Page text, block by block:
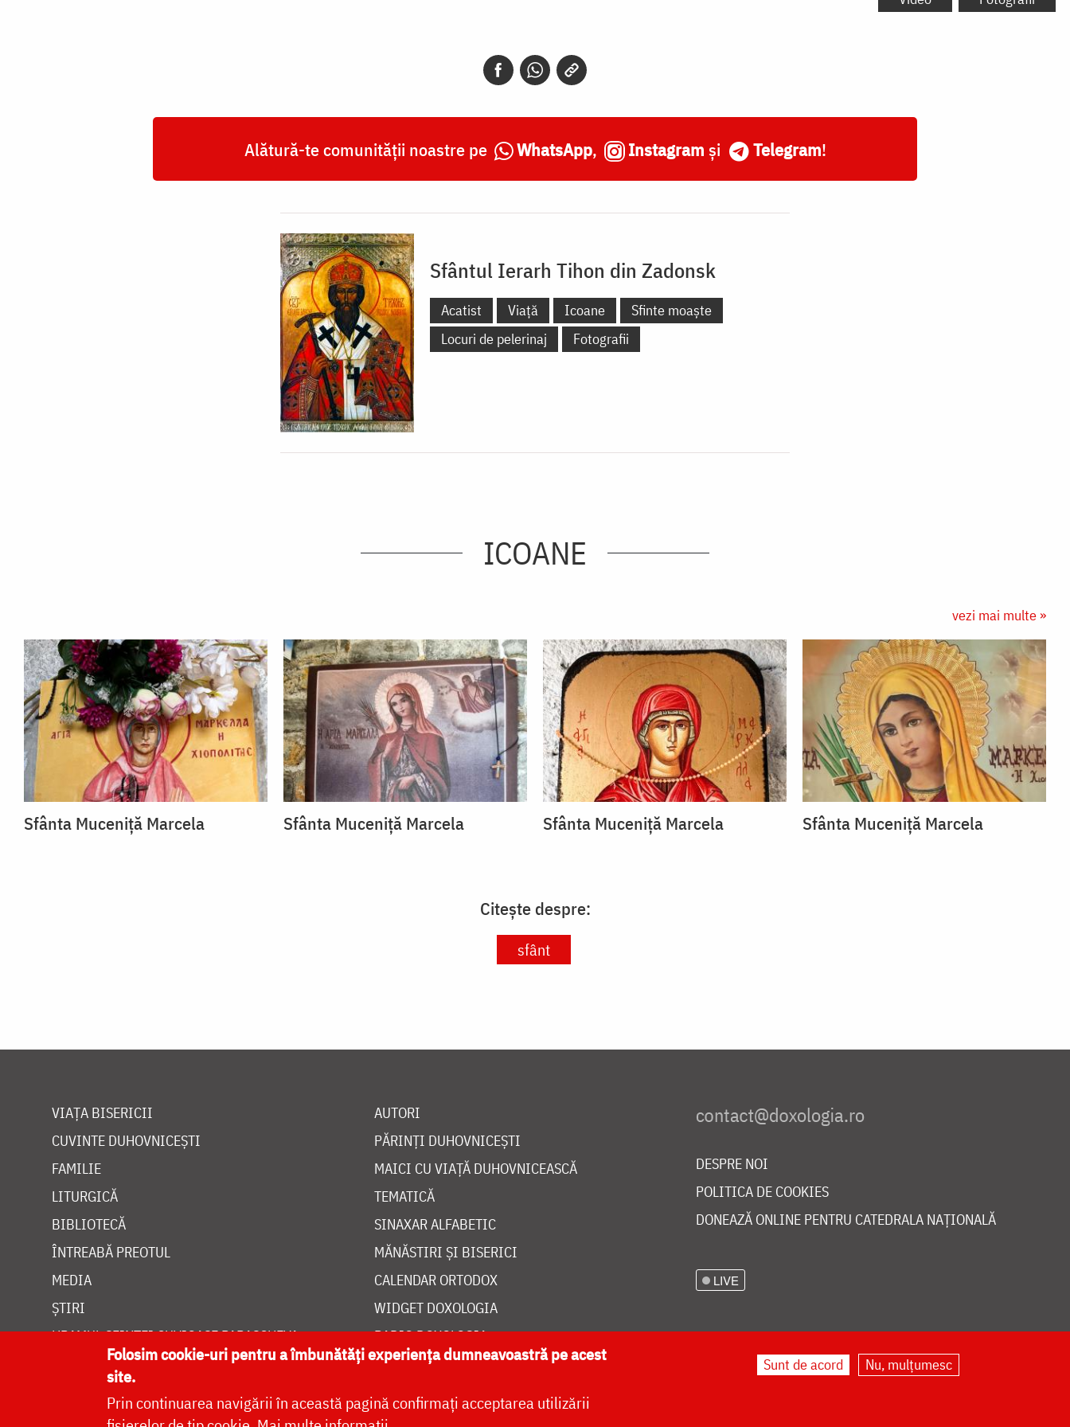
Alătură-te comunității noastre pe WhatsApp, Instagram și Telegram!
Sfântul Ierarh Tihon din Zadonsk
Acatist Viață Icoane
Sfinte moaște
Locuri de pelerinaj
Fotografii
ICOANE
vezi mai multe »
Sfânta Muceniță Marcela Sfânta Muceniță Marcela Sfânta Muceniță Marcela Sfânta Muceniță Marcela
Citește despre:
sfânt
VIAȚA BISERICII
CUVINTE DUHOVNICEȘTI
FAMILIE
LITURGICĂ
BIBLIOTECĂ
ÎNTREABĂ PREOTUL
MEDIA
ȘTIRI
HRAMUL SFINTEI CUVIOASE PARASCHEVA
AUTORI
PĂRINȚI DUHOVNICEȘTI
MAICI CU VIAȚĂ DUHOVNICEASCĂ
TEMATICĂ
SINAXAR ALFABETIC
MĂNĂSTIRI ȘI BISERICI
CALENDAR ORTODOX
WIDGET DOXOLOGIA
RADIO DOXOLOGIA
DESPRE NOI
POLITICA DE COOKIES
DONEAZĂ ONLINE PENTRU CATEDRALA NAȚIONALĂ
LIVE
Folosim cookie-uri pentru a îmbunătăți experiența dumneavoastră pe acest
site.
Prin continuarea navigării în această pagină confirmați acceptarea utilizării
Sunt de acord Nu, mulțumesc